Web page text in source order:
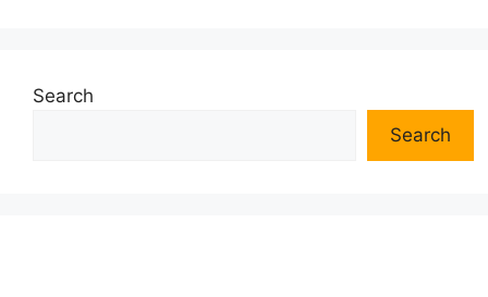
Search
Search